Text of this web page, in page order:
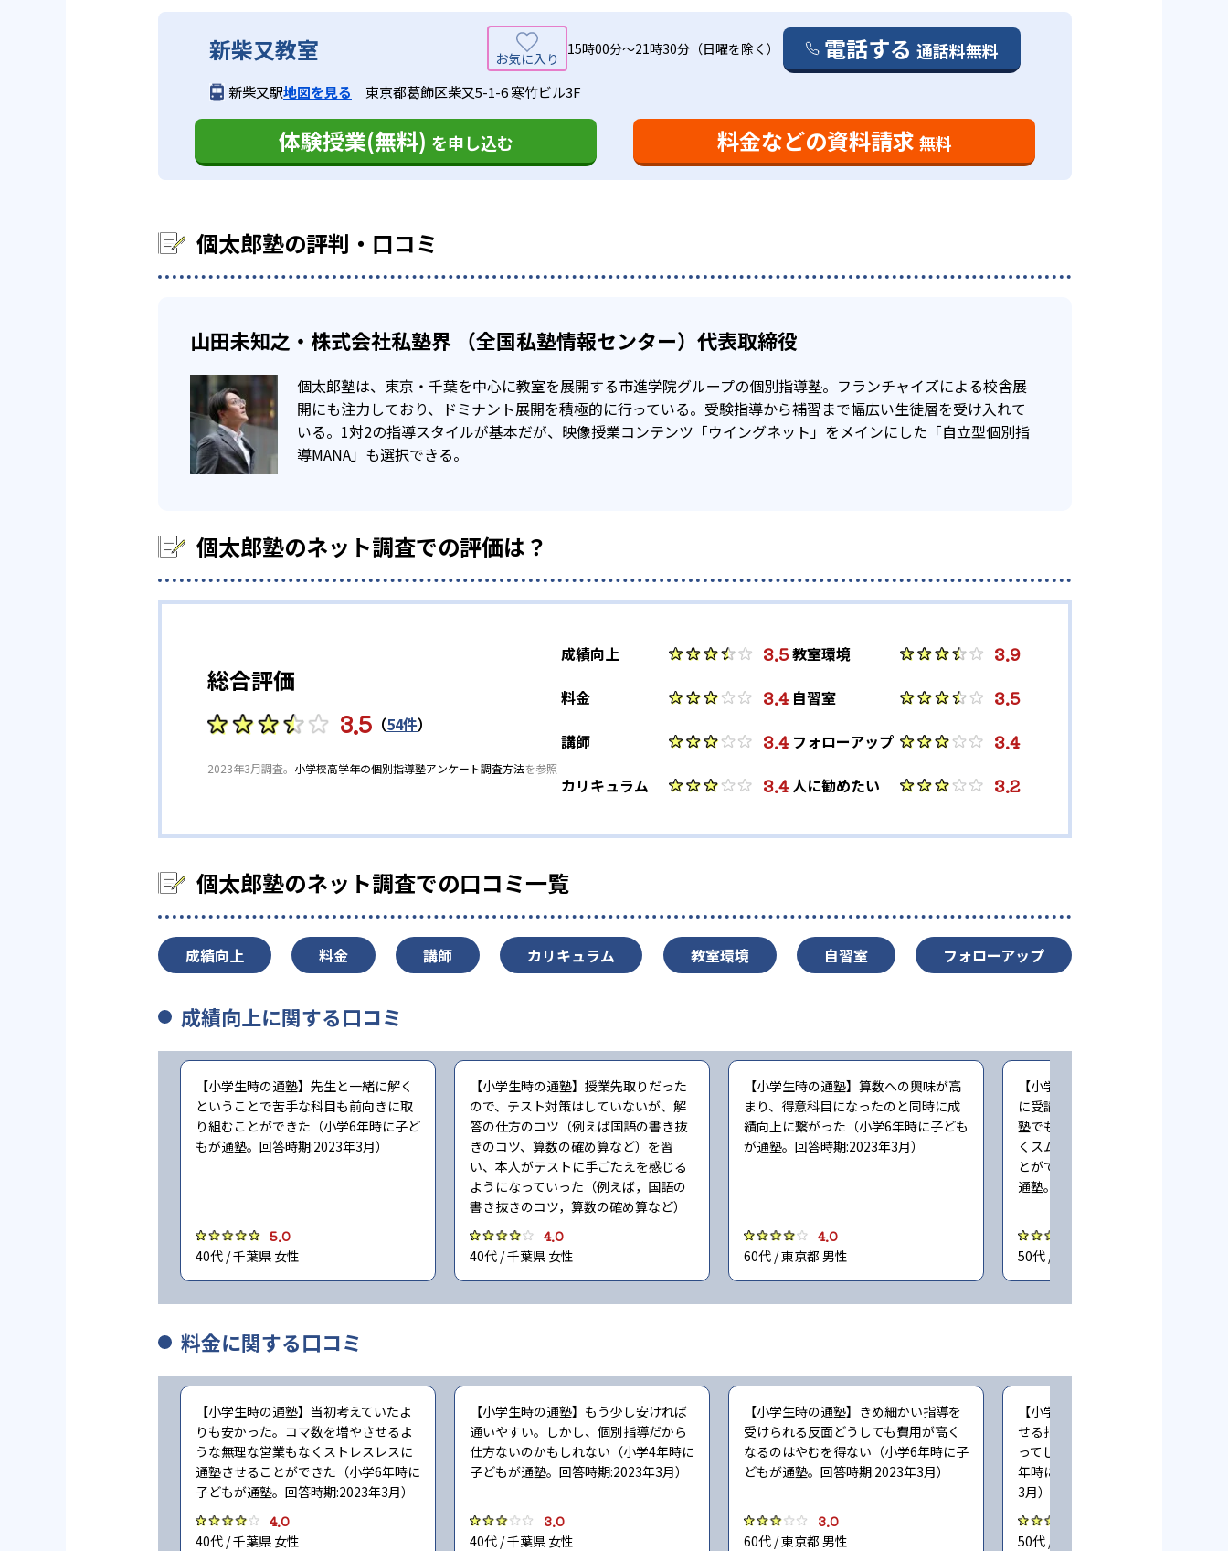
03 学校の授業と連動したレベル別の宿題
個太郎塾では、生徒が通う学校の定期テストに合わせて、塾の宿題にプラスする形で別の宿題を出す。この宿題は、学校の定期テ
ストの出題傾向に合わせた復習問題や、生徒の苦手問題に取り組むためのものだ。塾と学校の学びを連動させることで、定期テス
トでの得点力向上を図っている。
個別に、わかるまで子供のペースに合わせて指導してほしい
“苦手”を “得意”にしてほしい人向け
個太郎塾では、生徒の「何故成績が上がらないのか」「苦手な単元はどこなのか」といった疑問を解消するため、学習診断テスト
を実施している。また、授業内容を理解できているかチェックするための確認テストと、英単語などの基礎力を定着させるための
特訓テスト「Kテスト」も実施。学習成果の確実な定着を進めるとともに学習効率を上げ、“苦手”を “得意”にする指導を行ってい
進路などの相談もしてほしい人向け
況や今後の指導の進め方などを明快に伝えると共に、進路相談も随時実施できる体制を整えている。
ことができ、上限もない。担当の講師は原則として教科ごとに決まっており、厳しい採用審査と独自の研修を経た人材を擁してい
るため、信頼性や安心感も確保している。
・講師を変更できる
個別指導においては、生徒と講師との相性がその後の学習効果を大きく左右する。個太郎塾における担当講師の決定は、マッチン
グを十分に考慮した上で教室責任者が決定しているが、それでも相性が異なるケースは生じる。そのため個太郎塾では、生徒と担
当講師の相性が合わないと感じた場合、教室責任者へ申し出ることで講師を変更することができる。
首都圏在住の場合は通塾の利便性は高い。通塾に際して保護者が感じる「子供がちゃんと塾についたかどうか知りたい」「授業が
終わって何時に塾を出たのか知りたい」といった不安に応えるべく、無料の「セーフティメール」システムで生徒の把握を可能に
どんなデメリットがある？
個太郎塾のデメリットは、受講していない科目に関しては、テスト対策が有料となる点だ。また個別指導塾であるため、集団塾の
ような競争心が芽生える機会に恵まれない可能性があることだ。
個太郎塾は、公式サイトに合格実績を公開している。以下、その一部を記す。
中学校の合格実績
足立学園中学校 - - 共立女子中学校 - 国学院久我山中学校 -
駒込中学校 - 桜丘中学校 - 十文字中学・高等学校 - 十文字中学校 -
東洋大学京北中学校 - 獨協中学校 - 日本大学第一中学校 -
高校の合格実績
磯辺高校 7 市川東高校 8 市立稲毛高校 4 市立千葉高校 4
市立習志野高校 6 柏高校
小金高校 5 国分高校 18
北海道大学1
大阪大学 1 宇都宮大学
新柴又教室 15時00分〜21時30分（日曜を除く） 電話する 通話料無料
新柴又駅地図を見る 東京都葛飾区柴又5-1-6 寒竹ビル3F
体験授業(無料) を申し込む 料金などの資料請求 無料
個太郎塾の評判・口コミ
山田未知之・株式会社私塾界 （全国私塾情報センター）代表取締役
個太郎塾は、東京・千葉を中心に教室を展開する市進学院グループの個別指導塾。フランチャイズによる校舎展
開にも注力しており、ドミナント展開を積極的に行っている。受験指導から補習まで幅広い生徒層を受け入れて
いる。1対2の指導スタイルが基本だが、映像授業コンテンツ「ウイングネット」をメインにした「自立型個別指
導MANA」も選択できる。
個太郎塾のネット調査での評価は？
総合評価
3.5 （54件）
2023年3月調査。 小学校高学年の個別指導塾アンケート調査方法を参照
成績向上 3.5
料金 3.4
講師 3.4
カリキュラム 3.4
教室環境 3.9
自習室 3.5
フォローアップ 3.4
人に勧めたい 3.2
個太郎塾のネット調査での口コミ一覧
成績向上 料金 講師 カリキュラム 教室環境 自習室 フォローアップ
成績向上に関する口コミ
【小学生時の通塾】先生と一緒に解く
ということで苦手な科目も前向きに取
り組むことができた（小学6年時に子ど
もが通塾。回答時期:2023年3月）
5.0
40代 / 千葉県 女性
【小学生時の通塾】授業先取りだった
ので、テスト対策はしていないが、解
答の仕方のコツ（例えば国語の書き抜
きのコツ、算数の確め算など）を習
い、本人がテストに手ごたえを感じる
ようになっていった（例えば，国語の
書き抜きのコツ，算数の確め算など）
4.0
40代 / 千葉県 女性
【小学生時の通塾】算数への興味が高
まり、得意科目になったのと同時に成
績向上に繋がった（小学6年時に子ども
が通塾。回答時期:2023年3月）
4.0
60代 / 東京都 男性
【小学生時の通塾】苦手な科目を中
に受講し5年生から通い始めた中学
塾でも苦手科目で落ちこぼれること
くスムーズに中学受験の勉強に進む
とができた（小学3〜4年時に子ども
通塾。回答時期:2023年3月）
50代 / 神奈川県 男性
料金に関する口コミ
【小学生時の通塾】当初考えていたよ
りも安かった。コマ数を増やさせるよ
うな無理な営業もなくストレスレスに
通塾させることができた（小学6年時に
子どもが通塾。回答時期:2023年3月）
4.0
40代 / 千葉県 女性
【小学生時の通塾】もう少し安ければ
通いやすい。しかし、個別指導だから
仕方ないのかもしれない（小学4年時に
子どもが通塾。回答時期:2023年3月）
3.0
40代 / 千葉県 女性
【小学生時の通塾】きめ細かい指導を
受けられる反面どうしても費用が高く
なるのはやむを得ない（小学6年時に子
どもが通塾。回答時期:2023年3月）
3.0
60代 / 東京都 男性
【小学生時の通塾】きっちりと理解
せる指導や教えであれば、費用はか
ってしまっても仕方がないかと（小
年時に子どもが通塾。回答時期
3月）
50代 / 千葉県 男性